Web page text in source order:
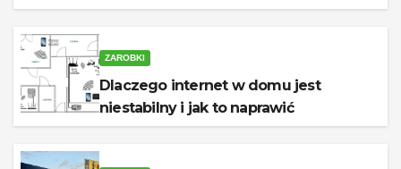
ZAROBKI
Dlaczego internet w domu jest
niestabilny i jak to naprawić